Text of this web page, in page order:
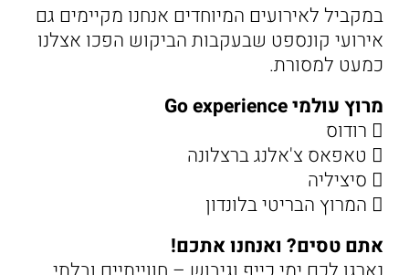
במקביל לאירועים המיוחדים אנחנו מקיימים גם
אירועי קונספט שבעקבות הביקוש הפכו אצלנו
כמעט למסורת.
מרוץ עולמי Go experience
 רודוס
 טאפאס צ'אלנג ברצלונה
 סיציליה
 המרוץ הבריטי בלונדון
אתם טסים? ואנחנו אתכם!